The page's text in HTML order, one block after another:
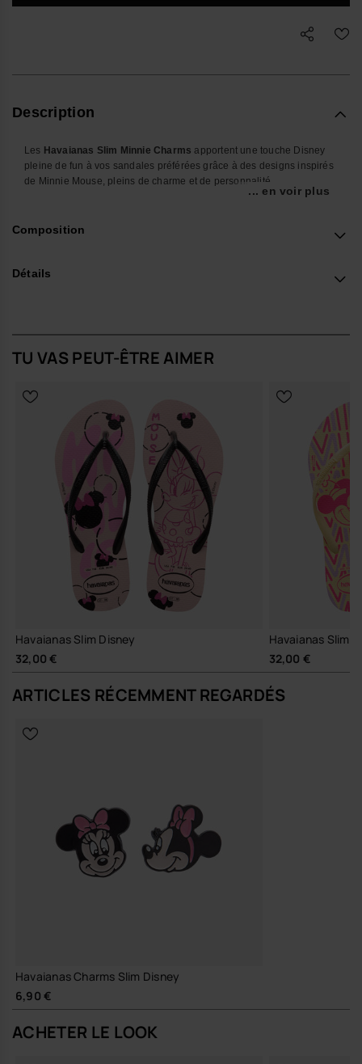
Description
Les Havaianas Slim Minnie Charms apportent une touche Disney
pleine de fun à vos sandales préférées grâce à des designs inspirés
de Minnie Mouse, pleins de charme et de personnalité.
permettent de personnaliser les modèles compatibles Havaianas
quotidien.
Détails du Produit
Faciles à fixer et retirer sur les modèles Havaianas Slim
compatibles.
Design léger, résistant et collector.
Parfaits pour personnaliser vos sandales avec une touche fun.
Quantité : 2 Charms.
Achète en ligne sur www.havaianas-store.com, la boutique officielle
Havaianas en France, et fais passer ton style au niveau supérieur.
... en voir plus
Composition
Détails
TU VAS PEUT-ÊTRE AIMER
Havaianas Slim Disney
32,00 €
Havaianas Slim
32,00 €
ARTICLES RÉCEMMENT REGARDÉS
Havaianas Charms Slim Disney
6,90 €
ACHETER LE LOOK